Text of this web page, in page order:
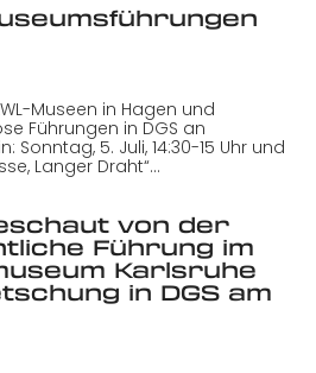
Museen in Hagen und
Führungen in DGS an
Sonntag, 5. Juli, 14:30-15 Uhr und
Langer Draht“…
von der
Führung im
Karlsruhe
in DGS am